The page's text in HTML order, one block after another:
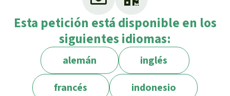
del periodo 2016-2019
Esta petición está disponible en los
siguientes idiomas:
alemán
inglés
francés
indonesio